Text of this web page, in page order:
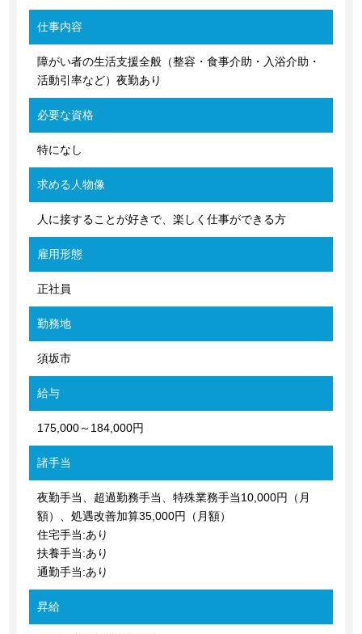
仕事内容
障がい者の生活支援全般（整容・食事介助・入浴介助・
活動引率など）夜勤あり
必要な資格
特になし
求める人物像
人に接することが好きで、楽しく仕事ができる方
雇用形態
正社員
勤務地
須坂市
給与
175,000～184,000円
諸手当
夜勤手当、超過勤務手当、特殊業務手当10,000円（月
額）、処遇改善加算35,000円（月額）
住宅手当:あり
扶養手当:あり
通勤手当:あり
昇給